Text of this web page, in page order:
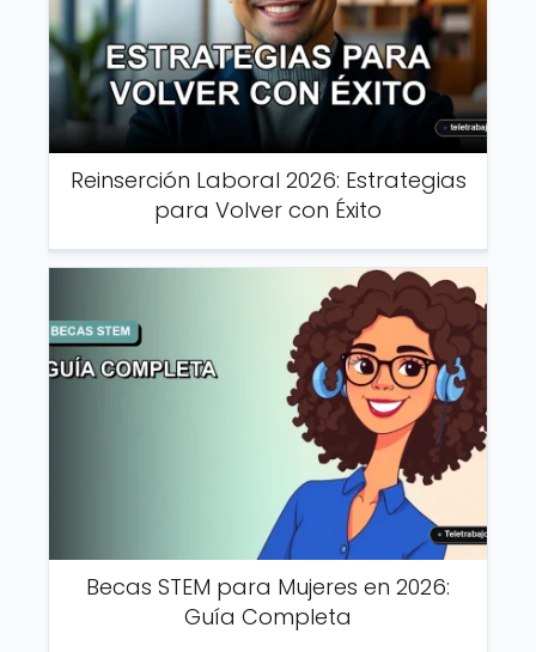
Reinserción Laboral 2026: Estrategias
para Volver con Éxito
Becas STEM para Mujeres en 2026:
Guía Completa